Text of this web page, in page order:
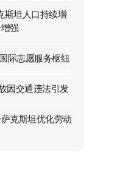
斯坦人口持续增
强
际志愿服务枢纽
因交通违法引发
克斯坦优化劳动